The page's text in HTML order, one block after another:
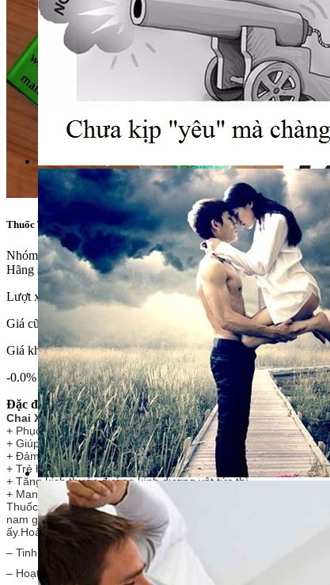
Thuốc Trị Xuất Tinh Sớm Ultimate D
Nhóm sản phẩm:
Chai Xịt Chống Xuất Tinh Sớm
Hãng sản xuất:Mỹ
Lượt xem:1653
Giá cũ: 1,000,000VNĐ
Giá khuyến mãi: 1,000,000VNĐ
-0.0%
Đặc điểm
Chai Xịt Ultimate D ** – Male Delay Spray giúp: Cải thiện mọi
+ Phục hồi sinh lực, tăng cường sinh lý cho nam giới và tăng
+ Giúp kéo dài thời gian quan hệ chống xuất tinh sớm và trẻ
+ Đảm bảo tình trạng cương dương lâu dài cho phái nam.
+ Trẻ hóa cấu tạo lớp da quy đầu giúp gia tăng cảm xúc khi cọ
+ Tăng kích thước đường kính dương vật tức thì.
+ Mang đến đời sống chăn gối vợ chồng chất lượng và khả
Thuốc Xịt Ultimate D** Giúp Kéo Dài Thời Gian Quan Hệ Cho
nam giới nhờ tinh chất Korea Gingseng, được sản xuất tại UK
ấy.Hoàn toàn yên tâm cho sức khỏe nam giới với đẳng cấp 2
– Tinh chất Korea Gingseng hàm lượng cao 3000mg giúp
– Hoạt chất gây tê cục bộ tạm thời giúp trì hoãn xuất tinh cho